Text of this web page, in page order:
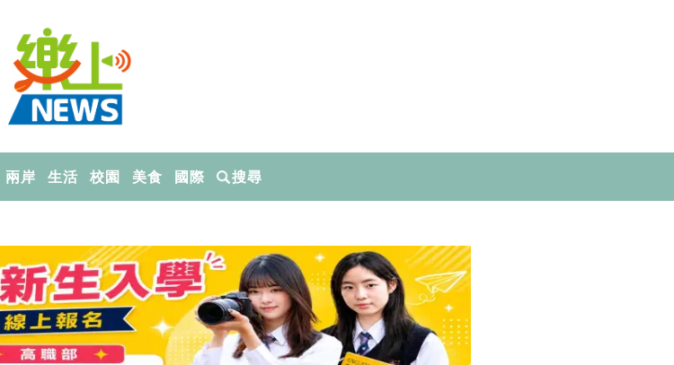
兩岸 生活 校園 美食 國際 搜尋